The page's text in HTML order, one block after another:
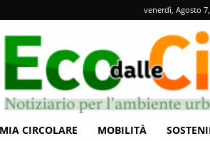
venerdì, Agosto
CIRCOLARE MOBILITÀ